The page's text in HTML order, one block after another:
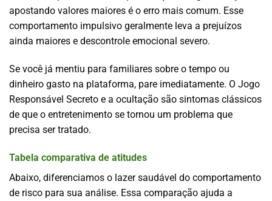
apostando valores maiores é o erro mais comum. Esse
comportamento impulsivo geralmente leva a prejuízos
ainda maiores e descontrole emocional severo.
Se você já mentiu para familiares sobre o tempo ou
dinheiro gasto na plataforma, pare imediatamente. O Jogo
Responsável Secreto e a ocultação são sintomas clássicos
de que o entretenimento se tornou um problema que
precisa ser tratado.
Tabela comparativa de atitudes
Abaixo, diferenciamos o lazer saudável do comportamento
de risco para sua análise. Essa comparação ajuda a